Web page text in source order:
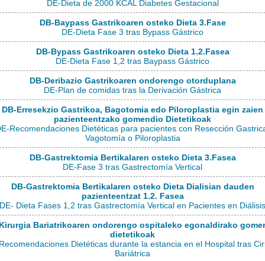
DE-Dieta de 2000 KCAL Diabetes Gestacional
DB-Baypass Gastrikoaren osteko Dieta 3.Fase
DE-Dieta Fase 3 tras Bypass Gástrico
DB-Bypass Gastrikoaren osteko Dieta 1.2.Fasea
DE-Dieta Fase 1,2 tras Baypass Gástrico
DB-Deribazio Gastrikoaren ondorengo otorduplana
DE-Plan de comidas tras la Derivación Gástrica
DB-Erresekzio Gastrikoa, Bagotomia edo Piloroplastia egin zaien
pazienteentzako gomendio Dietetikoak
Recomendaciones Dietéticas para pacientes con Resección
Vagotomía o Piloroplastia
DB-Gastrektomia Bertikalaren osteko Dieta 3.Fasea
DE-Fase 3 tras Gastrectomía Vertical
DB-Gastrektomia Bertikalaren osteko Dieta Dialisian dauden
pazienteentzat 1.2. Fasea
DE- Dieta Fases 1,2 tras Gastrectomía Vertical en Pacientes en Diálisis
Bariatrikoaren ondorengo ospitaleko egonaldirako
dietetikoak
Dietéticas durante la estancia en el Hospital tras
Bariátrica